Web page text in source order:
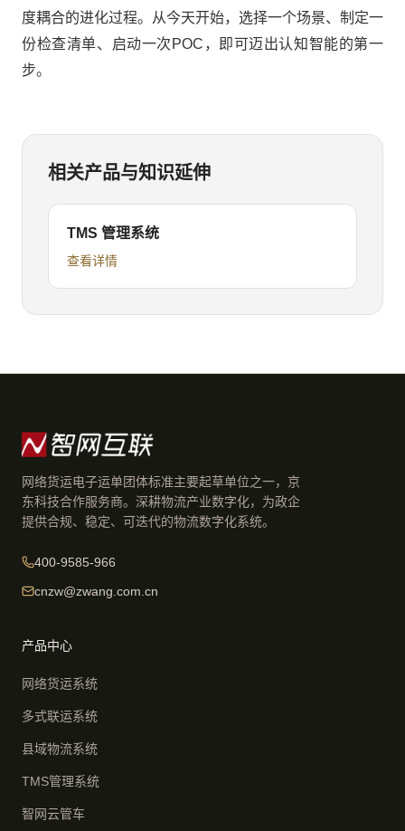
度耦合的进化过程。从今天开始，选择一个场景、制定一
份检查清单、启动一次POC，即可迈出认知智能的第一
步。
相关产品与知识延伸
TMS 管理系统
查看详情
网络货运电子运单团体标准主要起草单位之一，京
东科技合作服务商。深耕物流产业数字化，为政企
提供合规、稳定、可迭代的物流数字化系统。
400-9585-966
cnzw@zwang.com.cn
产品中心
网络货运系统
多式联运系统
县域物流系统
TMS管理系统
智网云管车